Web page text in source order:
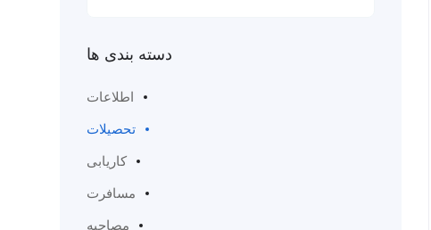
دسته بندی ها
اطلاعات
تحصیلات
کاریابی
مسافرت
مصاحبه